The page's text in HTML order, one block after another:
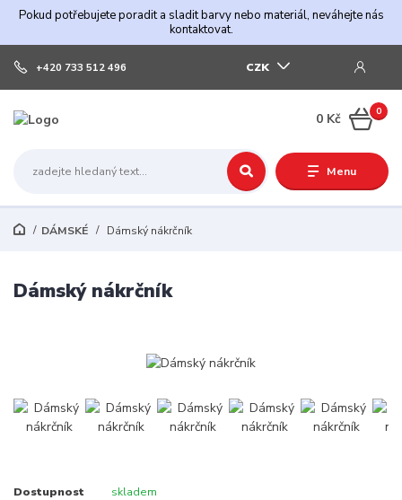
Pokud potřebujete poradit a sladit barvy nebo materiál, neváhejte nás
kontaktovat.
Menu
CZK
+420 733 512 496
0
0 Kč
DÁMSKÉ Dámský nákrčník
Dámský nákrčník
Dostupnost skladem